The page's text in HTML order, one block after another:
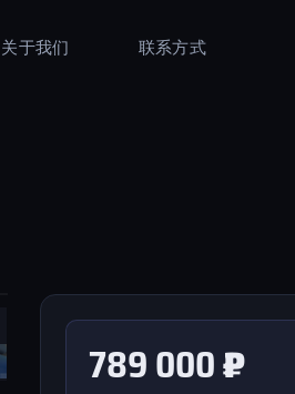
关于我们 联系方式
789 000 ₽